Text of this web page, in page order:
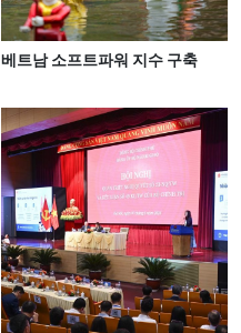
베트남 소프트파워 지수 구축